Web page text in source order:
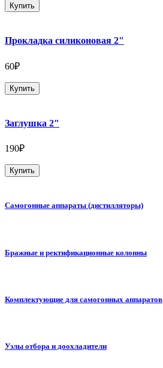
Купить
Прокладка силиконовая 2"
60₽
Купить
Заглушка 2"
190₽
Купить
Самогонные аппараты (дистилляторы)
Бражные и ректификационные колонны
Комплектующие для самогонных аппаратов
Узлы отбора и доохладители